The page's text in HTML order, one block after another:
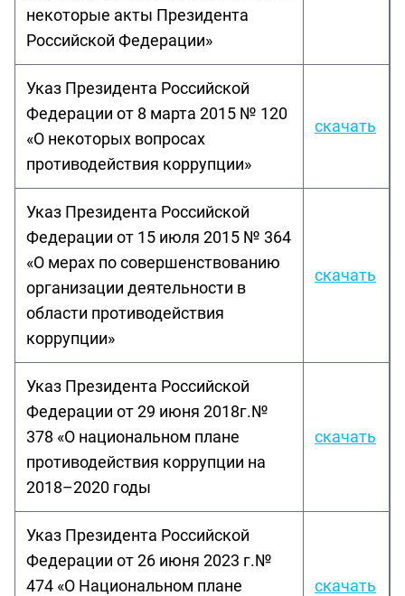
некоторые акты Президента
Российской Федерации»
Указ Президента Российской
Федерации от 8 марта 2015 № 120
«О некоторых вопросах
противодействия коррупции»
скачать
Указ Президента Российской
Федерации от 15 июля 2015 № 364
«О мерах по совершенствованию
организации деятельности в
области противодействия
коррупции»
скачать
Указ Президента Российской
Федерации от 29 июня 2018г.№
378 «О национальном плане
противодействия коррупции на
2018–2020 годы
скачать
Указ Президента Российской
Федерации от 26 июня 2023 г.№
474 «О Национальном плане
скачать